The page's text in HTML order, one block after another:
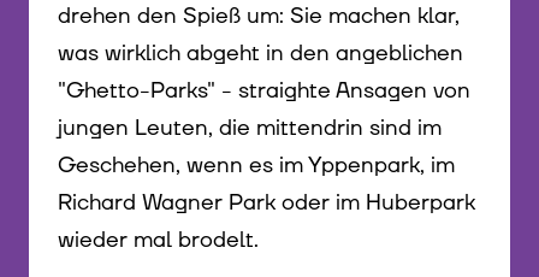
drehen den Spieß um: Sie machen klar,
was wirklich abgeht in den angeblichen
"Ghetto-Parks" - straighte Ansagen von
jungen Leuten, die mittendrin sind im
Geschehen, wenn es im Yppenpark, im
Richard Wagner Park oder im Huberpark
wieder mal brodelt.